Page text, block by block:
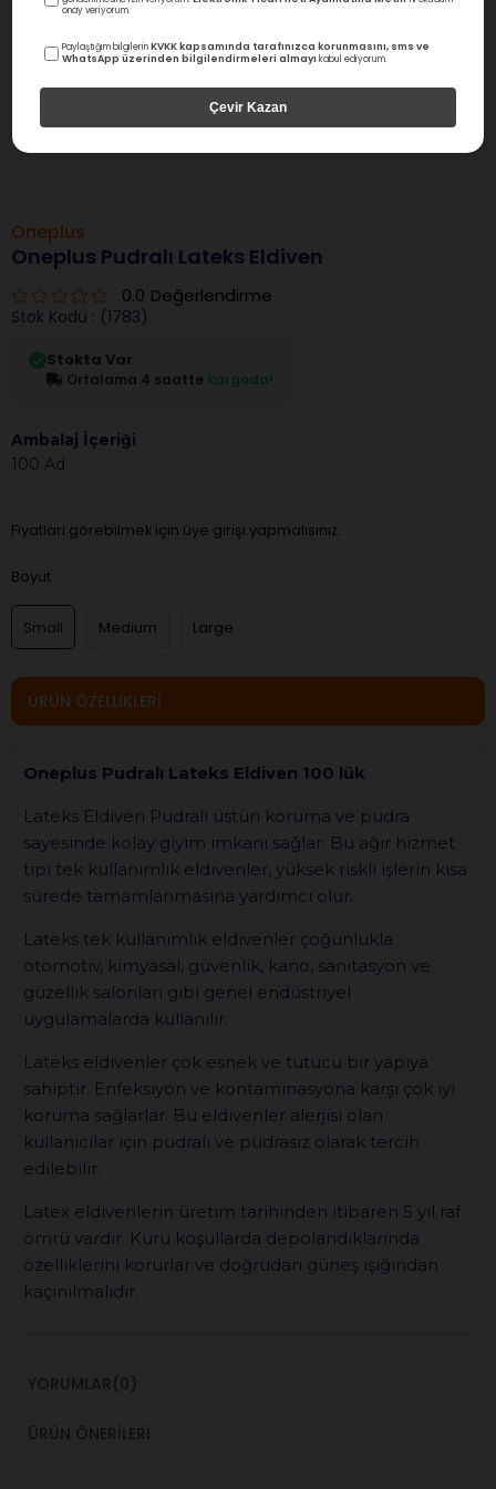
Oneplus
Oneplus Pudralı Lateks Eldiven
0.0 Değerlendirme
Stok Kodu (1783)
Stokta Var
Ortalama 4 saatte kargoda!
Ambalaj İçeriği
100 Ad
Fiyatları görebilmek için üye girişi yapmalısınız.
Boyut
Small Medium Large
ÜRÜN ÖZELLIKLERI
Oneplus Pudralı Lateks Eldiven 100 lük
Lateks Eldiven Pudralı üstün koruma ve pudra
sayesinde kolay giyim imkanı sağlar. Bu ağır hizmet
tipi tek kullanımlık eldivenler, yüksek riskli işlerin kısa
sürede tamamlanmasına yardımcı olur.
Lateks tek kullanımlık eldivenler çoğunlukla
otomotiv, kimyasal, güvenlik, kano, sanitasyon ve
güzellik salonları gibi genel endüstriyel
uygulamalarda kullanılır.
Lateks eldivenler çok esnek ve tutucu bir yapıya
sahiptir. Enfeksiyon ve kontaminasyona karşı çok iyi
koruma sağlarlar. Bu eldivenler alerjisi olan
kullanıcılar için pudralı ve pudrasız olarak tercih
edilebilir.
Latex eldivenlerin üretim tarihinden itibaren 5 yıl raf
ömrü vardır. Kuru koşullarda depolandıklarında
özelliklerini korurlar ve doğrudan güneş ışığından
kaçınılmalıdır.
YORUMLAR (0)
ÜRÜN ÖNERILERI
onay veriyorum.
Paylaştığım bilgilerinKVKK kapsamında tarafınızca korunmasını, sms ve
WhatsApp üzerinden bilgilendirmeleri almayı kabul ediyorum.
Çevir Kazan